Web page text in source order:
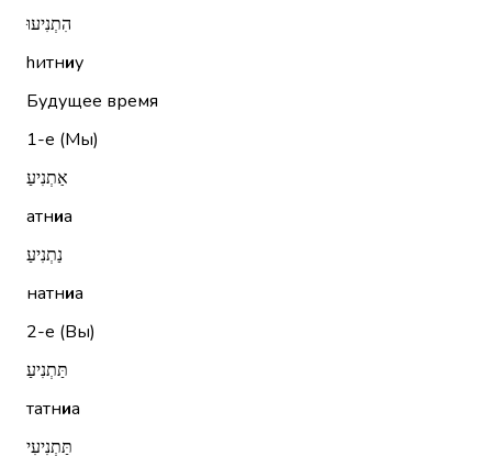
הִתְנִיעוּ
hитниу
Будущее время
1-е (Мы)
אַתְנִיעַ
атниа
נַתְנִיעַ
натниа
2-е (Вы)
תַּתְנִיעַ
татниа
תַּתְנִיעִי